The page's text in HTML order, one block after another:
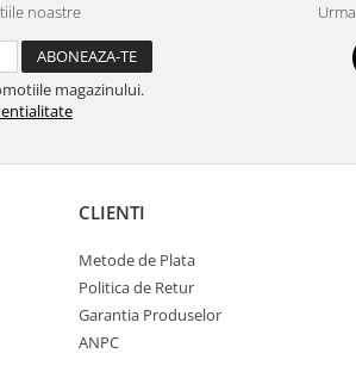
noastre
magazinului.
CLIENTI
Metode de Plata
Politica de Retur
Garantia Produselor
ANPC